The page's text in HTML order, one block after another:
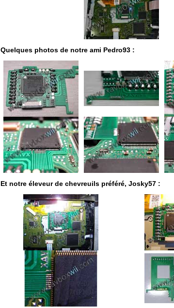
Quelques photos de notre ami Pedro93 :
Et notre éleveur de chevreuils préféré, Josky57 :